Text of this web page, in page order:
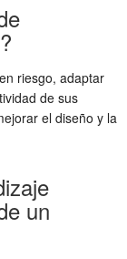
riesgo, adaptar
de sus
el diseño y la
un